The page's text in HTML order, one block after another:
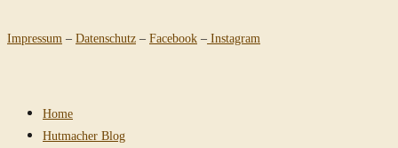
Impressum – Datenschutz – Facebook – Instagram
Home
Hutmacher Blog